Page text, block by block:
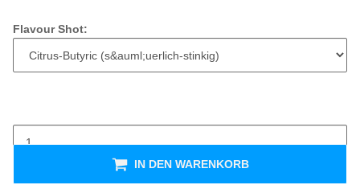
Flavour Shot:
IN DEN WARENKORB